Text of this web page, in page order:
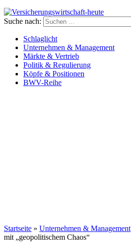
Versicherungswirtschaft-heute
Suche nach:
Schlaglicht
Unternehmen & Management
Märkte & Vertrieb
Politik & Regulierung
Köpfe & Positionen
BWV-Reihe
Startseite » Unternehmen & Management
mit „geopolitischem Chaos“